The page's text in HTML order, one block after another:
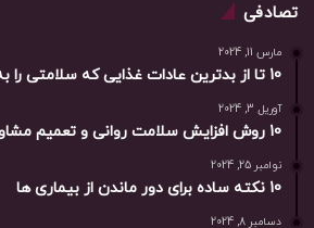
تصادفی
مارس 11, 2024
10 تا از بدترین عادات غذایی که سلامتی را به خطر می اندازد
آوریل 3, 2024
10 روش افزایش سلامت روانی و تعمیم مشاوره به دیگران
نوامبر 25, 2024
10 نکته ساده برای دور ماندن از بیماری ها
دسامبر 8, 2024